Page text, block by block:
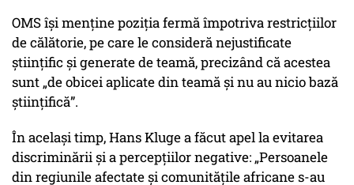
OMS își menține poziția fermă împotriva restricțiilor
de călătorie, pe care le consideră nejustificate
științific și generate de teamă, precizând că acestea
sunt „de obicei aplicate din teamă și nu au nicio bază
științifică”.
În același timp, Hans Kluge a făcut apel la evitarea
discriminării și a percepțiilor negative: „Persoanele
din regiunile afectate și comunitățile africane s-au